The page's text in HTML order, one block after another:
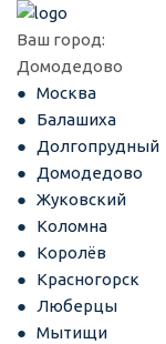
Ваш город:
Домодедово
Москва
Балашиха
Долгопрудный
Домодедово
Жуковский
Коломна
Королёв
Красногорск
Люберцы
Мытищи